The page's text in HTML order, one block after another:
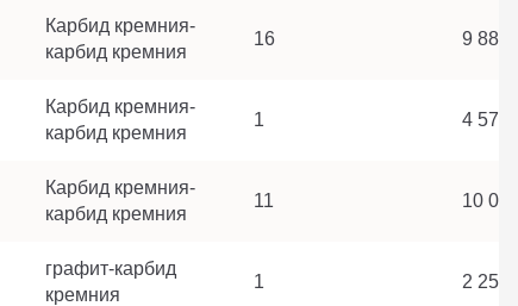
Карбид кремния-
карбид кремния
16 9 882
Карбид кремния-
карбид кремния
1 4 575
Карбид кремния-
карбид кремния
11 10
графит-карбид
кремния
1 2 257